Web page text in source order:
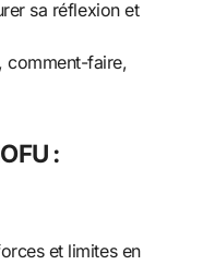
sa réflexion et
comment-faire,
:
et limites en